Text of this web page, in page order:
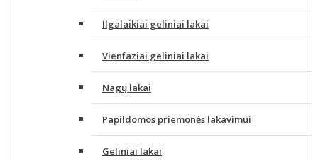
Ilgalaikiai geliniai lakai
Vienfaziai geliniai lakai
Nagų lakai
Papildomos priemonės lakavimui
Geliniai lakai